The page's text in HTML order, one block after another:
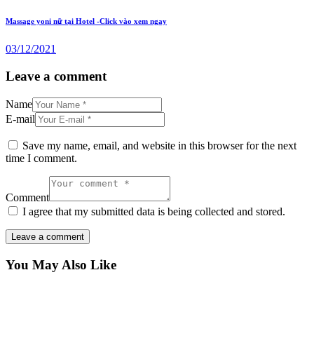
Massage yoni nữ tại Hotel -Click vào xem ngay
03/12/2021
Leave a comment
Name
E-mail
Save my name, email, and website in this browser for the next
time I comment.
Comment
I agree that my submitted data is being collected and stored.
You May Also Like